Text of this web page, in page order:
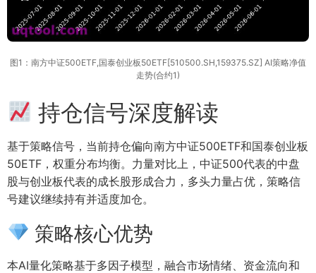
图1：南方中证500ETF,国泰创业板50ETF[510500.SH,159375.SZ] AI策略净值
走势(合约1)
持仓信号深度解读
基于策略信号，当前持仓偏向南方中证500ETF和国泰创业板
50ETF，权重分布均衡。力量对比上，中证500代表的中盘
股与创业板代表的成长股形成合力，多头力量占优，策略信
号建议继续持有并适度加仓。
策略核心优势
本AI量化策略基于多因子模型，融合市场情绪、资金流向和